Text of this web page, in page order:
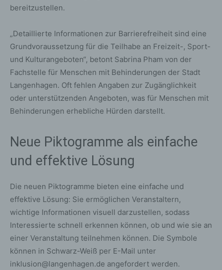
bereitzustellen.
„Detaillierte Informationen zur Barrierefreiheit sind eine
Grundvoraussetzung für die Teilhabe an Freizeit-, Sport-
und Kulturangeboten“, betont Sabrina Pham von der
Fachstelle für Menschen mit Behinderungen der Stadt
Langenhagen. Oft fehlen Angaben zur Zugänglichkeit
oder unterstützenden Angeboten, was für Menschen mit
Behinderungen erhebliche Hürden darstellt.
Neue Piktogramme als einfache
und effektive Lösung
Die neuen Piktogramme bieten eine einfache und
effektive Lösung: Sie ermöglichen Veranstaltern,
wichtige Informationen visuell darzustellen, sodass
Interessierte schnell erkennen können, ob und wie sie an
einer Veranstaltung teilnehmen können. Die Symbole
können in Schwarz-Weiß per E-Mail unter
inklusion@langenhagen.de angefordert werden.